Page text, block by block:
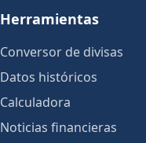
Herramientas
Conversor de divisas
Datos históricos
Calculadora
Noticias financieras